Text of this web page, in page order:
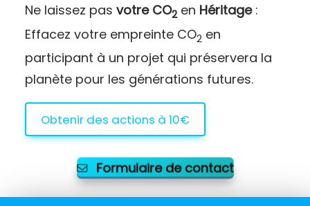
Ne laissez pas votre CO2en Héritage:
Effacez votre empreinte CO2 en
participant à un projet qui préservera la
planète pour les générations futures.
Obtenir des actions à 10€
Formulaire de contact